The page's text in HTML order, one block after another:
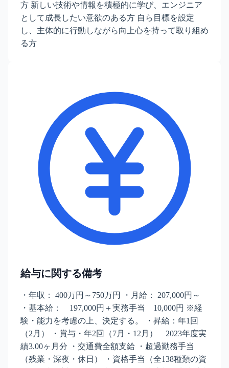
方 新しい技術や情報を積極的に学び、エンジニア
として成長したい意欲のある方 自ら目標を設定
し、主体的に行動しながら向上心を持って取り組め
る方
給与に関する備考
・年収： 400万円～750万円 ・月給： 207,000円～
・基本給： 197,000円＋実務手当 10,000円 ※経
験・能力を考慮の上、決定する。 ・昇給：年1回
（2月） ・賞与・年2回（7月・12月） 2023年度実
績3.00ヶ月分 ・交通費全額支給 ・超過勤務手当
（残業・深夜・休日） ・資格手当（全138種類の資